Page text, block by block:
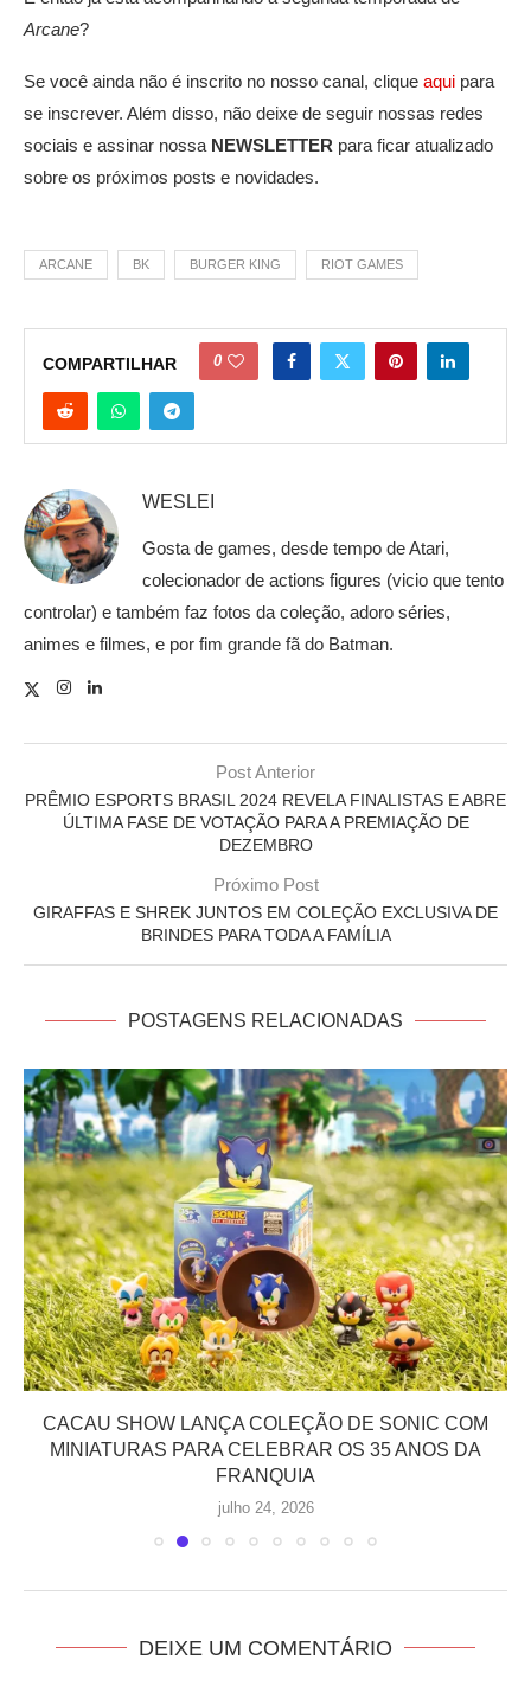
Arcane?
Se você ainda não é inscrito no nosso canal, clique aqui para
se inscrever. Além disso, não deixe de seguir nossas redes
sociais e assinar nossa NEWSLETTER para ficar atualizado
sobre os próximos posts e novidades.
ARCANE BK BURGER KING RIOT GAMES
COMPARTILHAR 0
WESLEI
Gosta de games, desde tempo de Atari,
colecionador de actions figures (vicio que tento
controlar) e também faz fotos da coleção, adoro séries,
animes e filmes, e por fim grande fã do Batman.
Post Anterior
PRÊMIO ESPORTS BRASIL 2024 REVELA FINALISTAS E ABRE
ÚLTIMA FASE DE VOTAÇÃO PARA A PREMIAÇÃO DE
DEZEMBRO
Próximo Post
GIRAFFAS E SHREK JUNTOS EM COLEÇÃO EXCLUSIVA DE
BRINDES PARA TODA A FAMÍLIA
POSTAGENS RELACIONADAS
CACAU SHOW LANÇA COLEÇÃO DE SONIC COM
MINIATURAS PARA CELEBRAR OS 35 ANOS DA
FRANQUIA
julho 24, 2026
DEIXE UM COMENTÁRIO